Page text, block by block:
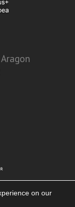
on our